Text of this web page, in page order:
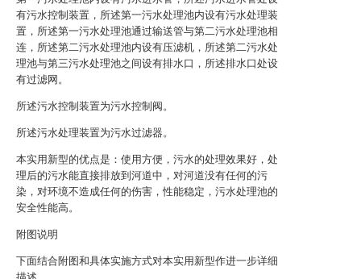
有污水控制装置，所述第一污水处理池内设有污水处理装
置，所述第一污水处理池通过输送管与第二污水处理池相
连，所述第二污水处理池内设有压滤机，所述第二污水处
理池与第三污水处理池之间设有排水口，所述排水口处设
有过滤网。
所述污水控制装置为污水控制阀。
所述污水处理装置为污水过滤器。
本实用新型的优点是：使用方便，污水的处理效果好，处
理后的污水能直接排放到河道中，对河道没有任何的污
染，对环境不造成任何的伤害，性能稳定，污水处理池的
安全性能高。
附图说明
下面结合附图和具体实施方式对本实用新型作进一步详细